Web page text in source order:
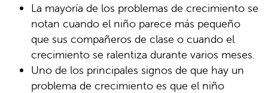
La mayoría de los problemas de crecimiento se
notan cuando el niño parece más pequeño
que sus compañeros de clase o cuando el
crecimiento se ralentiza durante varios meses.
Uno de los principales signos de que hay un
problema de crecimiento es que el niño